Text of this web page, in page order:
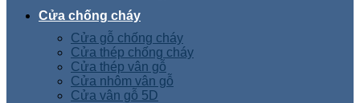
Cửa chống cháy
Cửa gỗ chống cháy
Cửa thép chống cháy
Cửa thép vân gỗ
Cửa nhôm vân gỗ
Cửa vân gỗ 5D